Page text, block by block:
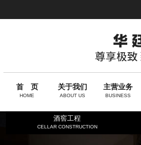
首 页
HOME
关于我们
ABOUT US
主营业务
BUSINESS
酒窖工程
CELLAR CONSTRUCTION